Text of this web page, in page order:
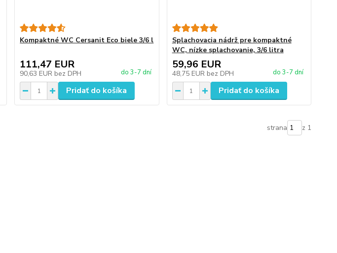
Kompaktné WC Cersanit Eco biele 3/6 l
111,47 EUR
90,63 EUR bez DPH do 3-7 dní
Pridať do košíka
Splachovacia nádrž pre kompaktné
WC, nízke splachovanie, 3/6 litra
59,96 EUR
48,75 EUR bez DPH do 3-7 dní
Pridať do košíka
strana z 1